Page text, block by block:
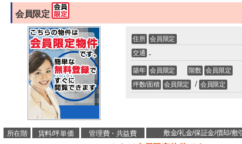
会員限定
住所
会員限定
交通 -
築年 会員限定 階数 会員限定
坪数/面積
会員限定 / 会員限定
所在階 賃料/坪単価 管理費・共益費 敷金/礼金/保証金/償却/敷引